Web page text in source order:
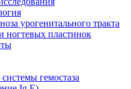
урогенитального тракта
ногтевых пластинок
гемостаза